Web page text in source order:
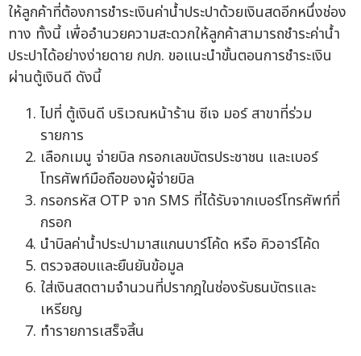
ให้ลูกค้าที่ต้องการชำระเงินค่าน้ำประปาด้วยเงินสดอีกหนึ่งช่อง
ทาง ทั้งนี้ เพื่ออำนวยความสะดวกให้ลูกค้าสามารถชำระค่าน้ำ
ประปาได้อย่างง่ายดาย กปภ. ขอแนะนำขั้นตอนการชำระเงิน
ผ่านตู้เงินดี ดังนี้
ไปที่ ตู้เงินดี บริเวณหน้าร้าน ซีเจ มอร์ สาขาที่ร่วม
รายการ
เลือกเมนู จ่ายบิล กรอกเลขบัตรประชาชน และเบอร์
โทรศัพท์มือถือของผู้จ่ายบิล
กรอกรหัส OTP จาก SMS ที่ได้รับจากเบอร์โทรศัพท์ที่
กรอก
นำบิลค่าน้ำประปามาสแกนบาร์โค้ด หรือ คิวอาร์โค้ด
ตรวจสอบและยืนยันข้อมูล
ใส่เงินสดตามจำนวนที่ปรากฎในช่องรับธนบัตรและ
เหรียญ
ทำรายการเสร็จสิ้น